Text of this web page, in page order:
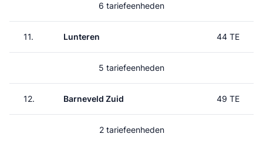
6 tariefeenheden
11. Lunteren 44 TE
5 tariefeenheden
12. Barneveld Zuid 49 TE
2 tariefeenheden